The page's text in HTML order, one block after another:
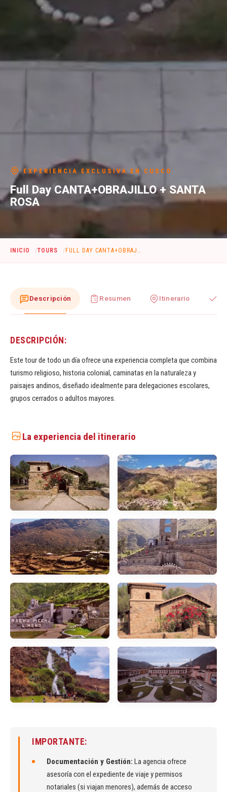
EXPERIENCIA EXCLUSIVA EN CUSCO
Full Day CANTA+OBRAJILLO + SANTA
ROSA
INICIO TOURS
Descripción Resumen Itinerario
DESCRIPCIÓN:
Este tour de todo un día ofrece una experiencia completa que combina
turismo religioso, historia colonial, caminatas en la naturaleza y
paisajes andinos, diseñado idealmente para delegaciones escolares,
grupos cerrados o adultos mayores.
La experiencia del itinerario
IMPORTANTE:
Documentación y Gestión: La agencia ofrece
asesoría con el expediente de viaje y permisos
notariales (si viajan menores), además de acceso